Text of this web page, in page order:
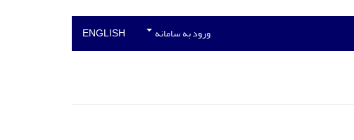
ورود به سامانه ENGLISH